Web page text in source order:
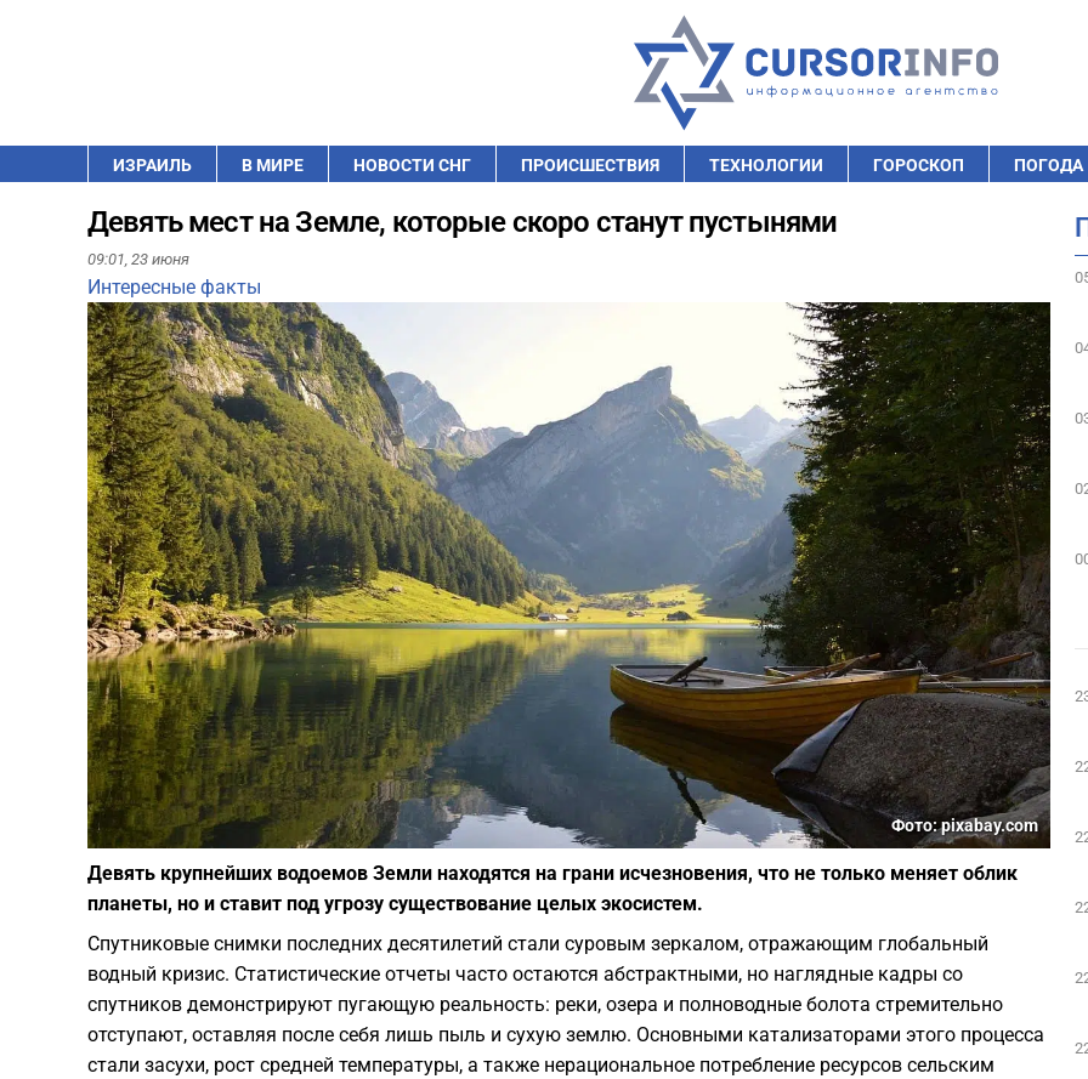
ИЗРАИЛЬ В МИРЕ НОВОСТИ СНГ ПРОИСШЕСТВИЯ ТЕХНОЛОГИИ ГОРОСКОП ПОГОДА
Девять мест на Земле, которые скоро станут пустынями
09:01, 23 июня
Интересные факты
Фото: pixabay.com
Девять крупнейших водоемов Земли находятся на грани исчезновения, что не только меняет облик
планеты, но и ставит под угрозу существование целых экосистем.
Спутниковые снимки последних десятилетий стали суровым зеркалом, отражающим глобальный
водный кризис. Статистические отчеты часто остаются абстрактными, но наглядные кадры со
спутников демонстрируют пугающую реальность: реки, озера и полноводные болота стремительно
отступают, оставляя после себя лишь пыль и сухую землю. Основными катализаторами этого процесса
стали засухи, рост средней температуры, а также нерациональное потребление ресурсов сельским